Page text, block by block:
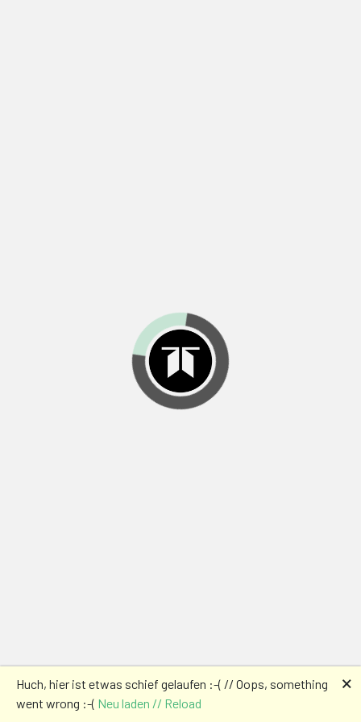
Huch, hier ist etwas schief gelaufen :-( // Oops, something
went wrong :-( Neu laden // Reload
🗙